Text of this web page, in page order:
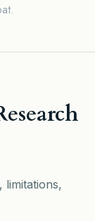
limitations,